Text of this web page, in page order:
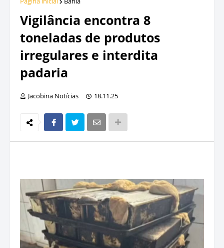
Vigilância encontra 8
toneladas de produtos
irregulares e interdita
padaria
Jacobina Notícias 18.11.25